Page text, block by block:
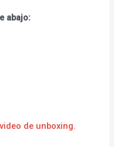
abajo:
de unboxing.